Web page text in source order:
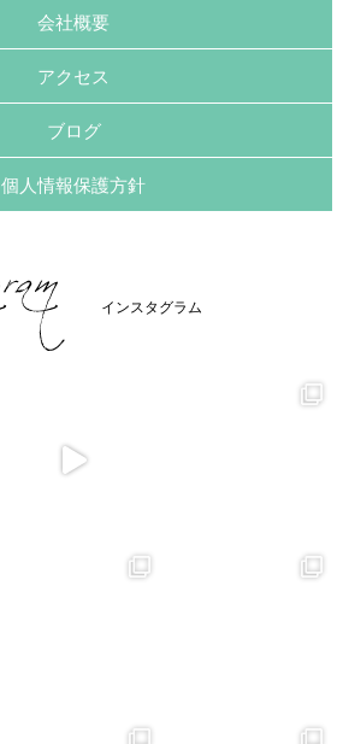
会社概要
アクセス
ブログ
個人情報保護方針
インスタグラム